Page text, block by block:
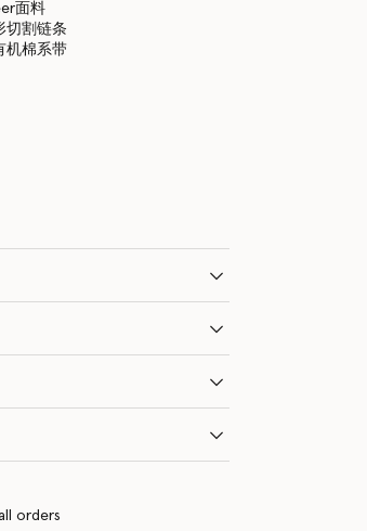
面料
切割链条
机棉系带
orders